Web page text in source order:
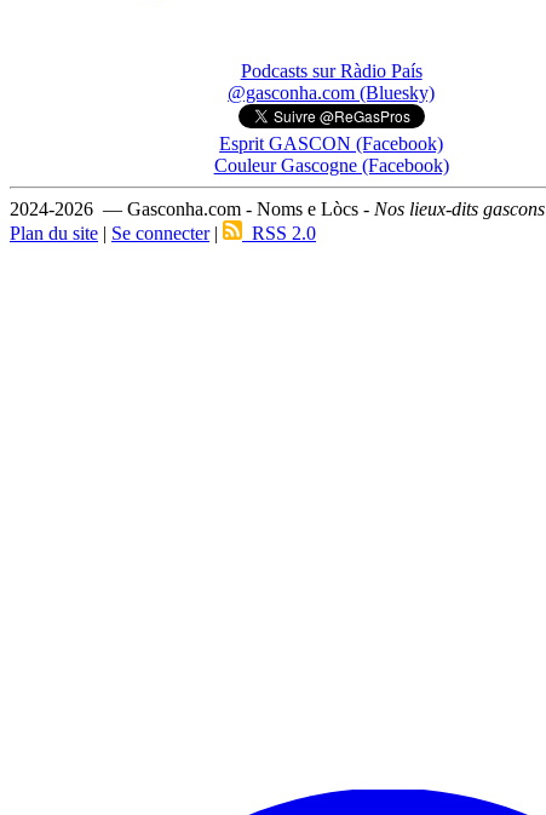
Podcasts sur Ràdio País
@gasconha.com (Bluesky)
Esprit GASCON (Facebook)
Couleur Gascogne (Facebook)
2024-2026 — Gasconha.com - Noms e Lòcs - Nos lieux-dits gascons
Plan du site | Se connecter| RSS 2.0